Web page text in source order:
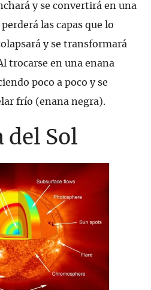
y se convertirá en una
las capas que lo
y se transformará
trocarse en una enana
poco a poco y se
frío (enana negra).
del Sol